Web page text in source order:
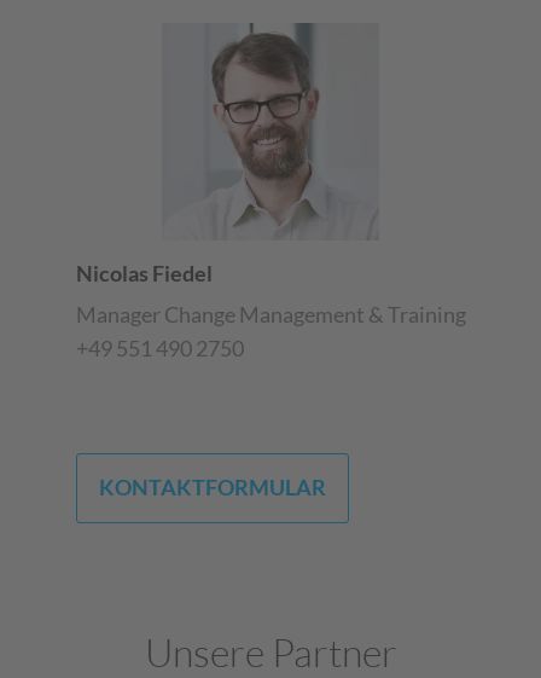
Nicolas Fiedel
Manager Change Management & Training
+49 551 490 2750
KONTAKTFORMULAR
Unsere Partner